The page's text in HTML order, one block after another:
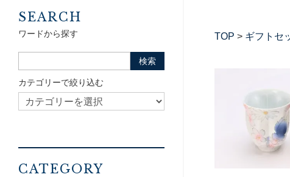
TOP > ギフトセ
SEARCH
ワードから探す
カテゴリーで絞り込む
CATEGORY